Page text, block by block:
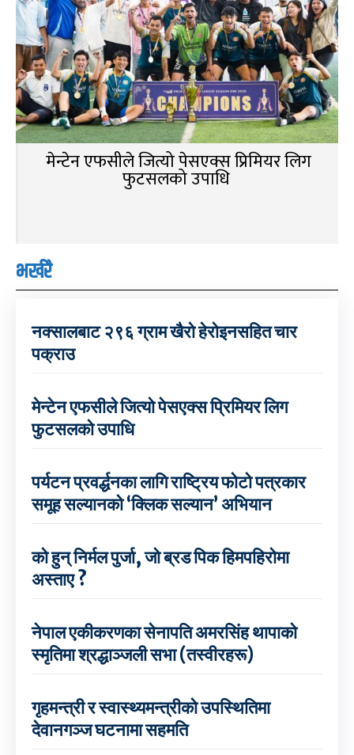
मेन्टेन एफसीले जित्यो पेसएक्स प्रिमियर लिग
फुटसलको उपाधि
भर्खरै
नक्सालबाट २९६ ग्राम खैरो हेरोइनसहित चार
पक्राउ
मेन्टेन एफसीले जित्यो पेसएक्स प्रिमियर लिग
फुटसलको उपाधि
पर्यटन प्रवर्द्धनका लागि राष्ट्रिय फोटो पत्रकार
समूह सल्यानको ‘क्लिक सल्यान’ अभियान
को हुन् निर्मल पुर्जा, जो ब्रड पिक हिमपहिरोमा
अस्ताए ?
नेपाल एकीकरणका सेनापति अमरसिंह थापाको
स्मृतिमा श्रद्धाञ्जली सभा (तस्वीरहरू)
गृहमन्त्री र स्वास्थ्यमन्त्रीको उपस्थितिमा
देवानगञ्ज घटनामा सहमति